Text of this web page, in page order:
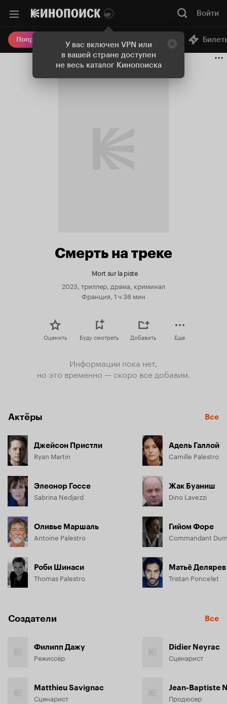
У вас включен VPN или
в вашей стране доступен
не весь каталог Кинопоиска
Войти
Попробовать Плюс Онлайн-кинотеатр
Смерть на треке
Mort sur la piste
2023, триллер, драма, криминал
Франция, 1 ч 36 мин
Оценить Буду смотреть Добавить Еще
Информации пока нет,
но это временно — скоро все добавим.
Актёры Все
Джейсон Пристли
Ryan Martin
Элеонор Госсе
Sabrina Nedjard
Оливье Маршаль
Antoine Palestro
Роби Шинаси
Thomas Palestro
Адель Галлой
Camille Palestro
Жак Буаниш
Dino Lavezzi
Гийом Форе
Commandant
Матьё Делярев
Tristan Poncelet
Создатели Все
Филипп Дажу
Режиссёр
Matthieu Savignac
Сценарист
Didier Neyrac
Сценарист
Jean-Baptiste
Продюсер